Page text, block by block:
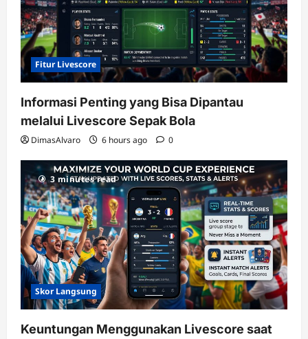
Fitur Livescore
Informasi Penting yang Bisa Dipantau
melalui Livescore Sepak Bola
DimasAlvaro 6 hours ago 0
3 minutes read
Skor Langsung
Keuntungan Menggunakan Livescore saat